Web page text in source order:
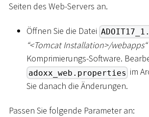
Seiten des Web-Servers an.
Öffnen Sie die Datei
“<Tomcat Installation>/webapps“
Komprimierungs-Software.
adoxx_web.properties im
Sie danach die Änderungen.
Passen Sie folgende Parameter an: